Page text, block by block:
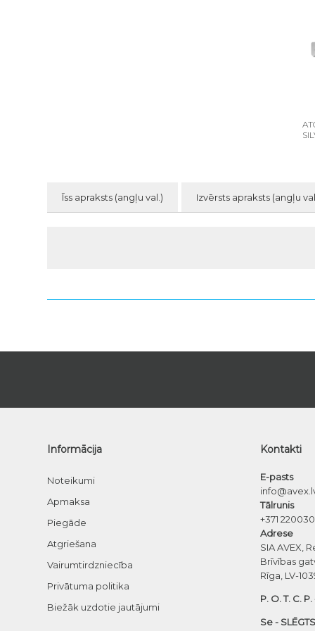
Īss apraksts (angļu val.) Izvērsts apraksts (angļu
Informācija
Noteikumi
Apmaksa
Piegāde
Atgriešana
Vairumtirdzniecība
Privātuma politika
Biežāk uzdotie jautājumi
Kontakti
E-pasts
Tālrunis
+371
Adrese
SIA AVEX,
Brīvības
Rīga, LV-
P. O. T. C.
Se -